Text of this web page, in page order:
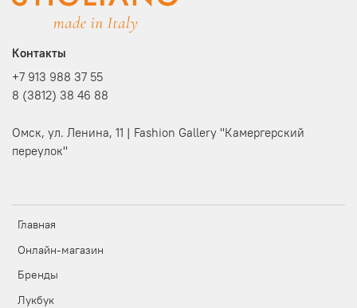
Главная
Онлайн-магазин
Бренды
Лукбук
Контакты
+7 913 988 37 55
8 (3812) 38 46 88
Омск, ул. Ленина, 11 | Fashion Gallery "Камергерский
переулок"